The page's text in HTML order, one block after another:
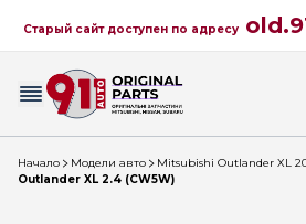
Старый сайт доступен по адресу
Начало Модели авто
Mitsubishi Outlander XL
Outlander XL 2.4 (CW5W)